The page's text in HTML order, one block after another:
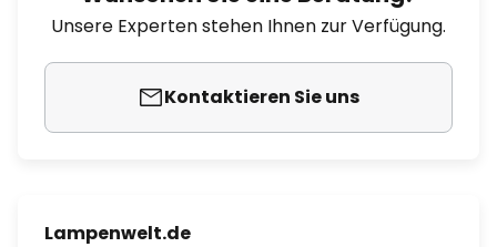
Unsere Experten stehen Ihnen zur Verfügung.
Kontaktieren Sie uns
Lampenwelt.de